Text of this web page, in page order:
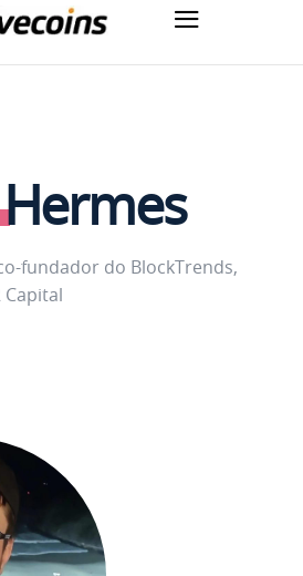
fundador do BlockTrends,
Capital